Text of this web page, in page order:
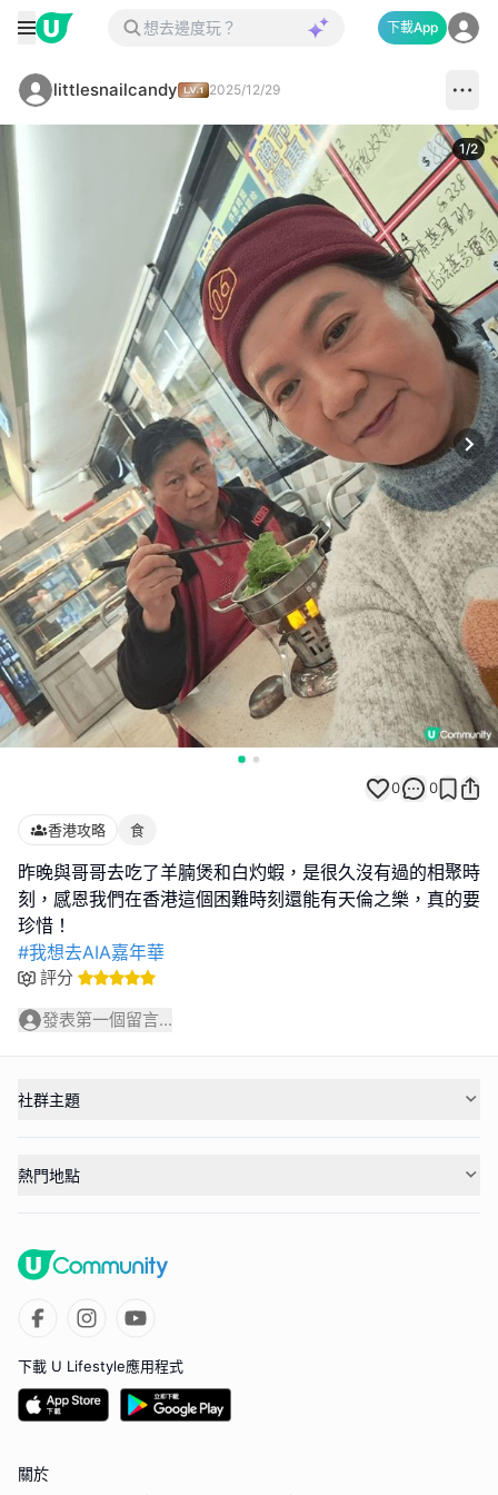
下載App
littlesnailcandy 2025/12/29
1/2
0 0
香港攻略 食
昨晚與哥哥去吃了羊腩煲和白灼蝦，是很久沒有過的相聚時
刻，感恩我們在香港這個困難時刻還能有天倫之樂，真的要
#我想去AIA嘉年華
評分
發表第一個留言...
社群主題
熱門地點
下載 U Lifestyle應用程式
關於